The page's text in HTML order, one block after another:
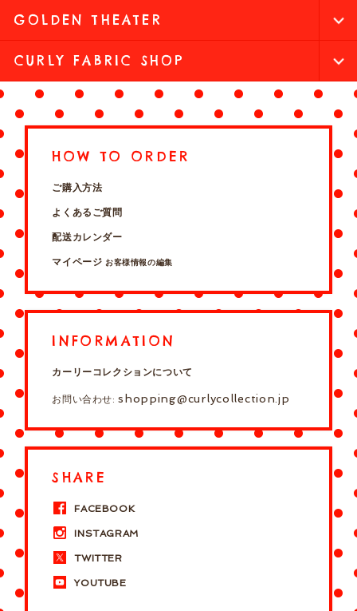
GOLDEN THEATER
CURLY FABRIC SHOP
HOW TO ORDER
ご購入方法
よくあるご質問
配送カレンダー
マイページ お客様情報の編集
INFORMATION
カーリーコレクションについて
お問い合わせ:shopping@curlycollection.jp
SHARE
FACEBOOK
INSTAGRAM
TWITTER
YOUTUBE